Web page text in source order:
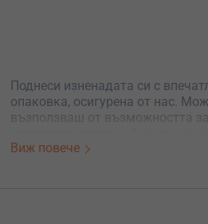
Поднеси изненадата си с
опаковка, осигурена от нас.
възползваш от възможността
преживяване е най-
Виж повече